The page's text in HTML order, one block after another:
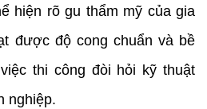
hiện rõ gu thẩm mỹ của gia
được độ cong chuẩn và bề
thi công đòi hỏi kỹ thuật
nghiệp.